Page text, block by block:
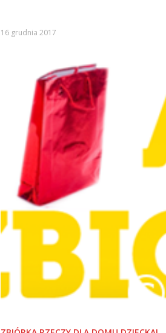
16 grudnia 2017